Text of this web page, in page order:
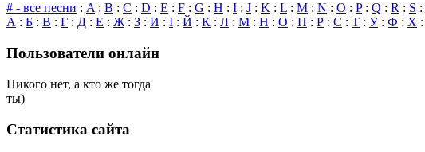
# - все песни : A: B : C : D : E : F : G : H : I : J : K : L : M : N : O : P: Q : R : S :
А : Б : В : Г : Д : Е : Ж: З : И : І : Й : К : Л : М : Н : О : П : Р : С : Т : У: Ф : Х :
Пользователи онлайн
Никого нет, а кто же тогда
ты)
Статистика сайта